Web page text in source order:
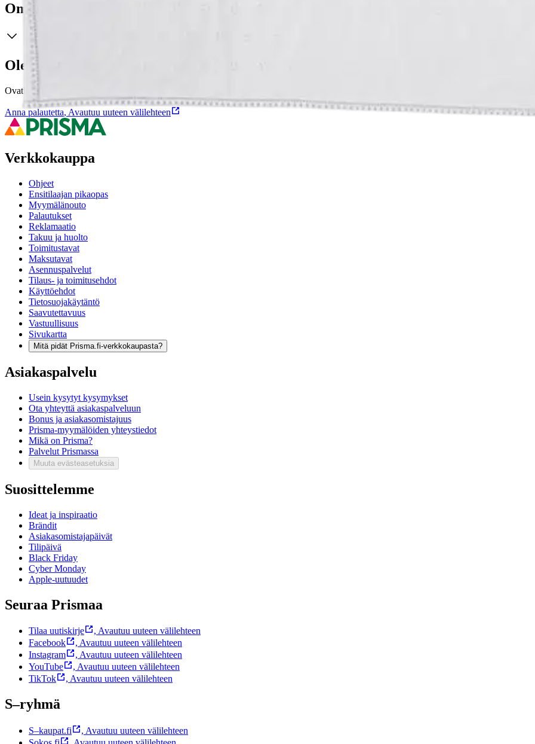
Ominaisuudet
Oletko tyytyväinen tuotetietoihin?
Ovatko tuotetiedot riittävät? Jos tuotetiedoissa on puutteita tai niitä voisi muuten parantaa, anna palautetta.
Anna palautetta, Avautuu uuteen välilehteen
Verkkokauppa
Ohjeet
Ensitilaajan pikaopas
Myymälänouto
Palautukset
Reklamaatio
Takuu ja huolto
Toimitustavat
Maksutavat
Asennuspalvelut
Tilaus- ja toimitusehdot
Käyttöehdot
Tietosuojakäytäntö
Saavutettavuus
Vastuullisuus
Sivukartta
Mitä pidät Prisma.fi-verkkokaupasta?
Asiakaspalvelu
Usein kysytyt kysymykset
Ota yhteyttä asiakaspalveluun
Bonus ja asiakasomistajuus
Prisma-myymälöiden yhteystiedot
Mikä on Prisma?
Palvelut Prismassa
Muuta evästeasetuksia
Suosittelemme
Ideat ja inspiraatio
Brändit
Asiakasomistajapäivät
Tilipäivä
Black Friday
Cyber Monday
Apple-uutuudet
Seuraa Prismaa
Tilaa uutiskirje , Avautuu uuteen välilehteen
Facebook
, Avautuu uuteen välilehteen
Instagram
, Avautuu uuteen välilehteen
YouTube
, Avautuu uuteen välilehteen
TikTok
, Avautuu uuteen välilehteen
S–ryhmä
S–kaupat.fi , Avautuu uuteen välilehteen